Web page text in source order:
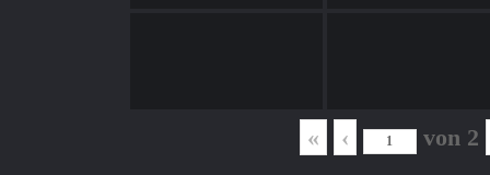
« ‹ von 2